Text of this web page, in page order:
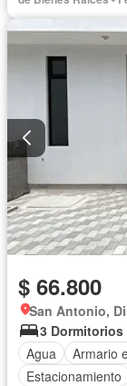
$ 66.800
San Antonio,
3 Dormitorios
Agua
Armario
Estacionamiento